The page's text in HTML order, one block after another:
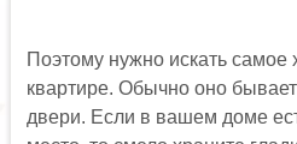
Поэтому нужно искать самое
квартире. Обычно оно
двери. Если в вашем доме